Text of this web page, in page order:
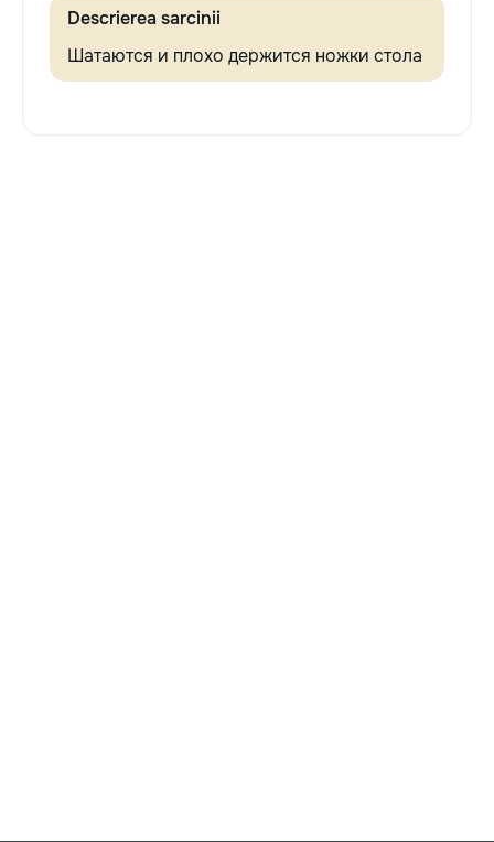
Descrierea sarcinii
Шатаются и плохо держится ножки стола